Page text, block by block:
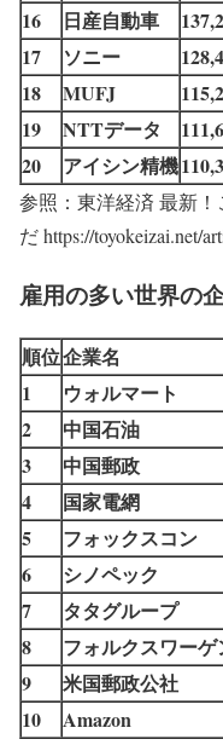
16
日産自動車
17
ソニー
18
MUFJ
19
NTTデータ
20
アイシン精機
参照：東洋経済 最新
だ https://toyokeizai.net/
雇用の多い世界の
順位企業名
1
ウォルマート
2
中国石油
3
中国郵政
4
国家電網
5
フォックスコン
6
シノペック
7
タタグループ
8
フォルクスワーゲ
9
米国郵政公社
10
Amazon